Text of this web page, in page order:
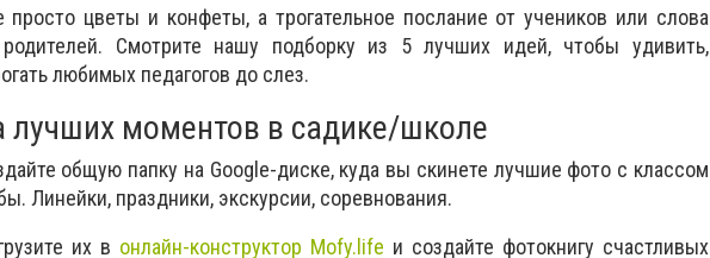
просто цветы и конфеты, а трогательное послание от учеников или слова
родителей. Смотрите нашу подборку из 5 лучших идей, чтобы удивить,
любимых педагогов до слез.
лучших моментов в садике/школе
общую папку на Google-диске, куда вы скинете лучшие фото с классом
Линейки, праздники, экскурсии, соревнования.
их в онлайн-конструктор Mofy.life и создайте фотокнигу счастливых